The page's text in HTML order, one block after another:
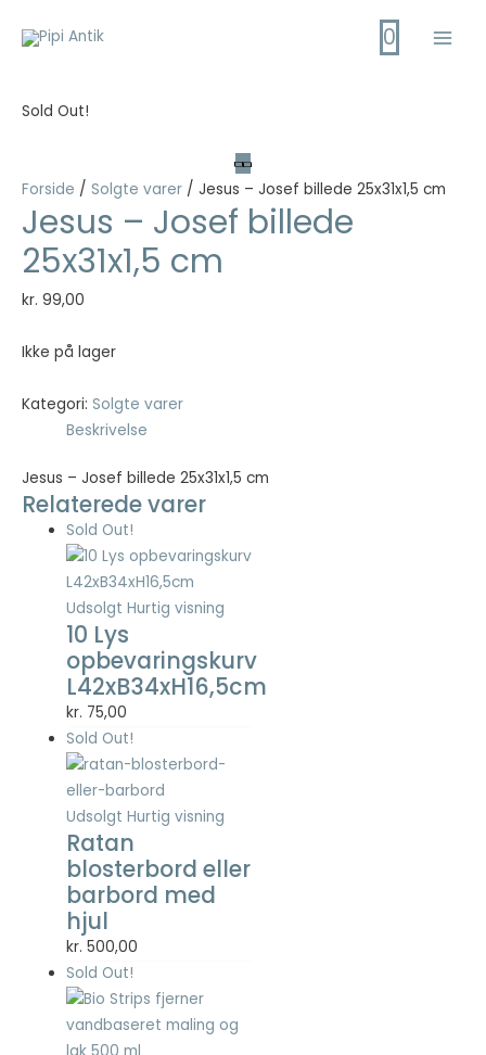
0
Sold Out!
Forside / Solgte varer / Jesus – Josef billede 25x31x1,5 cm
Jesus – Josef billede
25x31x1,5 cm
kr. 99,00
Ikke på lager
Kategori: Solgte varer
Beskrivelse
Jesus – Josef billede 25x31x1,5 cm
Relaterede varer
Sold Out!
Udsolgt Hurtig visning
10 Lys
opbevaringskurv
L42xB34xH16,5cm
kr. 75,00
Sold Out!
Udsolgt Hurtig visning
Ratan
blosterbord eller
barbord med
hjul
kr. 500,00
Sold Out!
Nødvendig
Nødvendige
cookies hjælper
med at gøre en
hjemmeside
brugbar ved at
aktivere
grundlæggende
funktioner
såsom side-
navigation og
adgang til sikre
områder af
hjemmesiden.
Hjemmesiden
kan ikke fungere
ordentligt uden
disse cookies.
Statistisk
Statistisk
cookies
hjælper